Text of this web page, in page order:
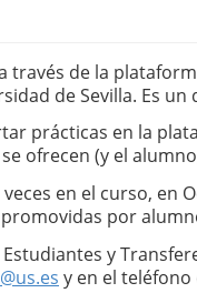
través de la
de Sevilla. Es
prácticas en la
ofrecen (y el
en el curso, en
por
y
y en el